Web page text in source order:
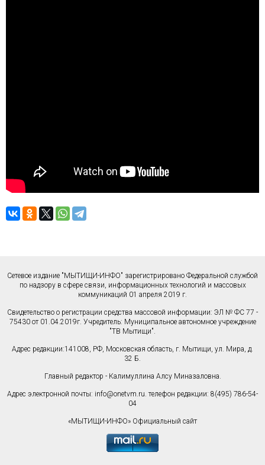
Сетевое издание "МЫТИЩИ-ИНФО" зарегистрировано Федеральной службой
по надзору в сфере связи, информационных технологий и массовых
коммуникаций 01 апреля 2019 г.
Свидетельство о регистрации средства массовой информации: ЭЛ № ФС 77 -
75430 от 01.04.2019г. Учредитель: Муниципальное автономное учреждение
"ТВ Мытищи".
Адрес редакции:141008, РФ, Московская область, г. Мытищи, ул. Мира, д.
32 Б.
Главный редактор - Калимуллина Алсу Миназаловна.
Адрес электронной почты: info@onetvm.ru. телефон редакции: 8(495) 786-54-
04
«МЫТИЩИ-ИНФО» Официальный сайт